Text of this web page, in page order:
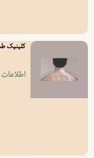
کلینیک